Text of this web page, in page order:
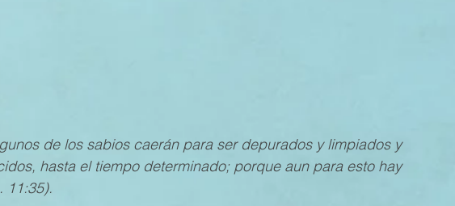
I TRIMESTRE 2020 IV TRIMESTRE 2019 III TRIMESTRE 2019
de los sabios caerán para ser depurados y limpiados y
hasta el tiempo determinado; porque aun para esto hay
11:35).